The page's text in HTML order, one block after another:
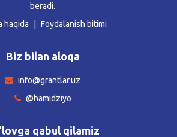
beradi.
haqida
Foydalanish bitimi
Biz bilan aloqa
info@grantlar.uz
@hamidziyo
qabul qilamiz